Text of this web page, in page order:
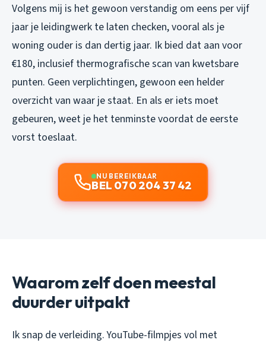
Volgens mij is het gewoon verstandig om eens per vijf
jaar je leidingwerk te laten checken, vooral als je
woning ouder is dan dertig jaar. Ik bied dat aan voor
€180, inclusief thermografische scan van kwetsbare
punten. Geen verplichtingen, gewoon een helder
overzicht van waar je staat. En als er iets moet
gebeuren, weet je het tenminste voordat de eerste
vorst toeslaat.
NU BEREIKBAAR
BEL 070 204 37 42
Waarom zelf doen meestal
duurder uitpakt
Ik snap de verleiding. YouTube-filmpjes vol met